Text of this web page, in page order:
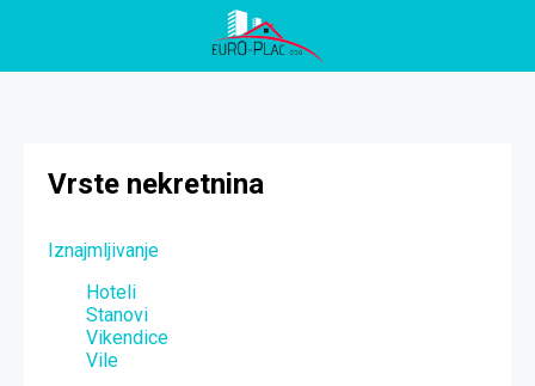
Vrste nekretnina
Iznajmljivanje
Hoteli
Stanovi
Vikendice
Vile